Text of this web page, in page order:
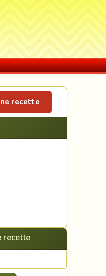
recette
recette